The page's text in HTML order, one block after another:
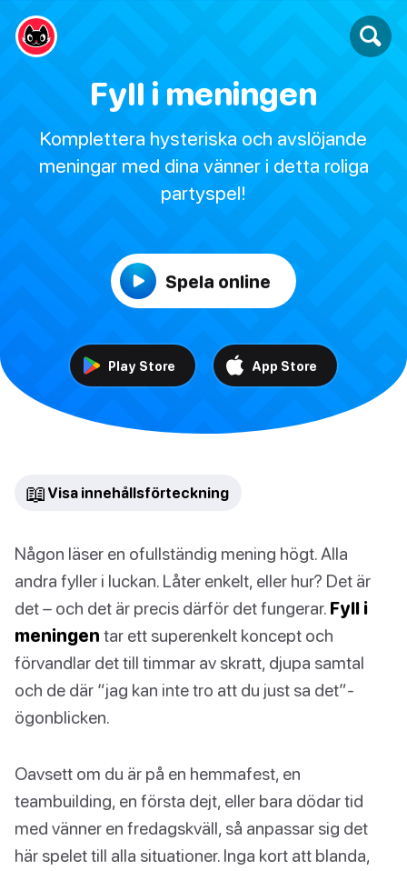
Fyll i meningen
Komplettera hysteriska och avslöjande
meningar med dina vänner i detta roliga
partyspel!
Spela online
Play Store App Store
📖 Visa innehållsförteckning
Någon läser en ofullständig mening högt. Alla
andra fyller i luckan. Låter enkelt, eller hur? Det är
det – och det är precis därför det fungerar. Fyll i
meningen tar ett superenkelt koncept och
förvandlar det till timmar av skratt, djupa samtal
och de där “jag kan inte tro att du just sa det”-
ögonblicken.
Oavsett om du är på en hemmafest, en
teambuilding, en första dejt, eller bara dödar tid
med vänner en fredagskväll, så anpassar sig det
här spelet till alla situationer. Inga kort att blanda,